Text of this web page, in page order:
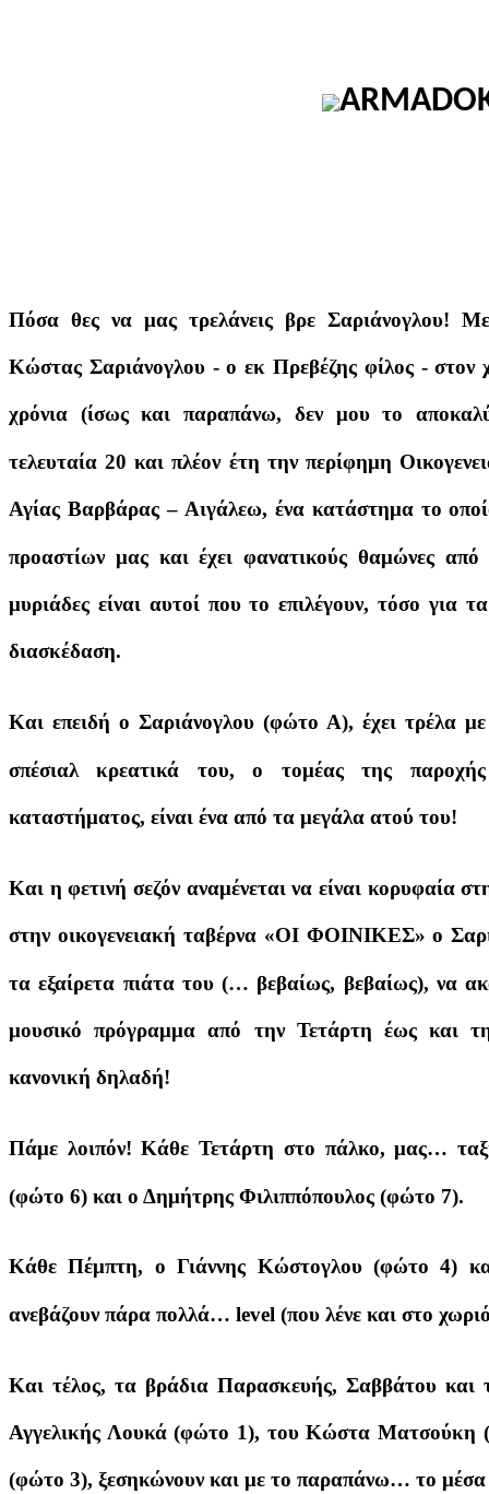
Πόσα θες να μας τρελάνεις βρε Σαριάνογλου!
Κώστας Σαριάνογλου - ο εκ Πρεβέζης φίλος - στον
χρόνια (ίσως και παραπάνω, δεν μου το
τελευταία 20 και πλέον έτη την περίφημη
Αγίας Βαρβάρας – Αιγάλεω, ένα κατάστημα το
προαστίων μας και έχει φανατικούς θαμώνες
μυριάδες είναι αυτοί που το επιλέγουν, τόσο για
διασκέδαση.
Και επειδή ο Σαριάνογλου (φώτο Α), έχει τρέλα
σπέσιαλ κρεατικά του, ο τομέας της
καταστήματος, είναι ένα από τα μεγάλα ατού του!
Και η φετινή σεζόν αναμένεται να είναι κορυφαία
στην οικογενειακή ταβέρνα «ΟΙ ΦΟΙΝΙΚΕΣ» ο
τα εξαίρετα πιάτα του (… βεβαίως, βεβαίως), να
μουσικό πρόγραμμα από την Τετάρτη έως και
κανονική δηλαδή!
Πάμε λοιπόν! Κάθε Τετάρτη στο πάλκο, μας…
(φώτο 6) και ο Δημήτρης Φιλιππόπουλος (φώτο 7).
Κάθε Πέμπτη, ο Γιάννης Κώστογλου (φώτο 4)
ανεβάζουν πάρα πολλά… level (που λένε και στο
Και τέλος, τα βράδια Παρασκευής, Σαββάτου και
Αγγελικής Λουκά (φώτο 1), του Κώστα Ματσούκη
(φώτο 3), ξεσηκώνουν και με το παραπάνω… το μέσα